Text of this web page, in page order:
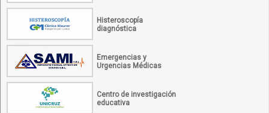
Histeroscopía
diagnóstica
Emergencias y
Urgencias Médicas
Centro de investigación
educativa